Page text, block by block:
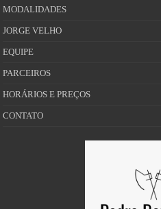
MODALIDADES
JORGE VELHO
EQUIPE
PARCEIROS
HORÁRIOS E PREÇOS
CONTATO